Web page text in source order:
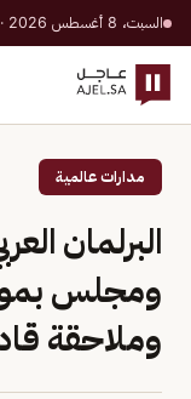
السبت، 8 أغسطس 2026 · 25 صفر 1448 هـ
مدارات عالمية
البرلمان
ومجلس
وملاحقة